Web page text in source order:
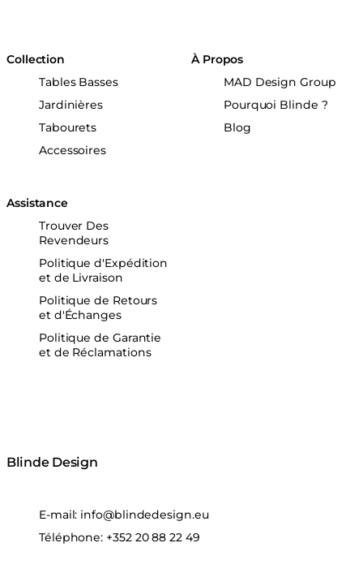
Collection
Tables Basses
Jardinières
Tabourets
Accessoires
À Propos
MAD Design Group
Pourquoi Blinde ?
Blog
Assistance
Trouver Des
Revendeurs
Politique d'Expédition
et de Livraison
Politique de Retours
et d'Échanges
Politique de Garantie
et de Réclamations
Blinde Design
E-mail: info@blindedesign.eu
Téléphone: +352 20 88 22 49